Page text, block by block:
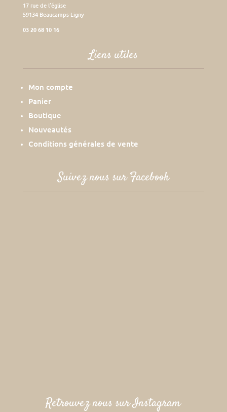
17 rue de l’église
59134 Beaucamps-Ligny
03 20 68 10 16
Liens utiles
Mon compte
Panier
Boutique
Nouveautés
Conditions générales de vente
Suivez nous sur Facebook
Retrouvez nous sur Instagram